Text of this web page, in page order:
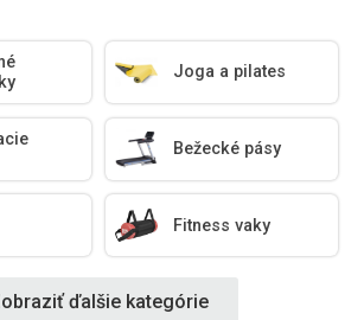
Joga a pilates
Bežecké pásy
Fitness vaky
ďalšie kategórie